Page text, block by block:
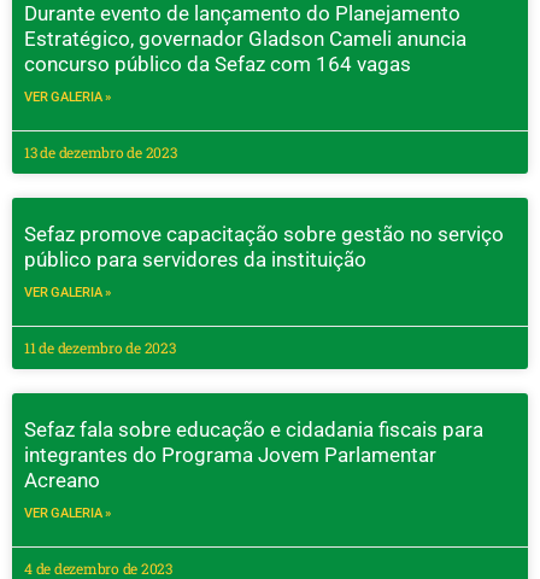
Durante evento de lançamento do Planejamento
Estratégico, governador Gladson Cameli anuncia
concurso público da Sefaz com 164 vagas
VER GALERIA »
13 de dezembro de 2023
Sefaz promove capacitação sobre gestão no serviço
público para servidores da instituição
VER GALERIA »
11 de dezembro de 2023
Sefaz fala sobre educação e cidadania fiscais para
integrantes do Programa Jovem Parlamentar
Acreano
VER GALERIA »
4 de dezembro de 2023